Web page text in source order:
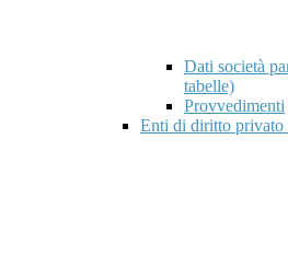
Dati società
tabelle)
Provvedimenti
Enti di diritto privato